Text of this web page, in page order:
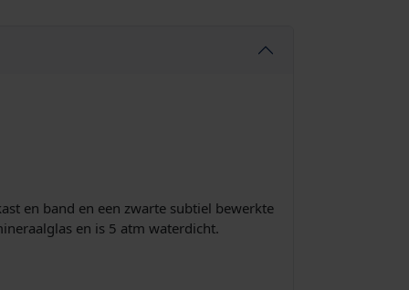
en band en een zwarte subtiel bewerkte
en is 5 atm waterdicht.